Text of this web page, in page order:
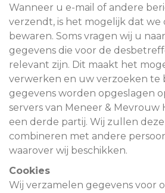
Wanneer u e-mail of andere
verzendt, is het mogelijk dat we
bewaren. Soms vragen wij u
gegevens die voor de
relevant zijn. Dit maakt het
verwerken en uw verzoeken te
gegevens worden opgeslagen
servers van Meneer & Mevrouw
een derde partij. Wij zullen
combineren met andere
waarover wij beschikken.
Cookies
Wij verzamelen gegevens voor